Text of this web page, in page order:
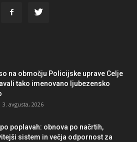
na območju Policijske uprave Celje
tako imenovano ljubezensko
3. avgusta, 2026
poplavah: obnova po načrtih,
sistem in večja odpornost za